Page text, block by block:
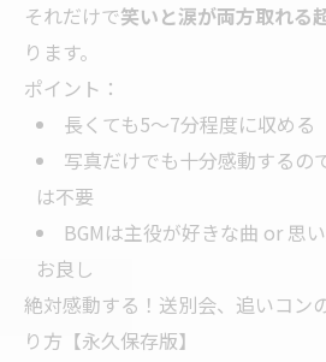
それだけで笑いと涙が両方取れる
ります。
ポイント：
長くても5〜7分程度に収める
写真だけでも十分感動するの
は不要
BGMは主役が好きな曲 or 思
お良し
絶対感動する！送別会、追いコン
り方【永久保存版】